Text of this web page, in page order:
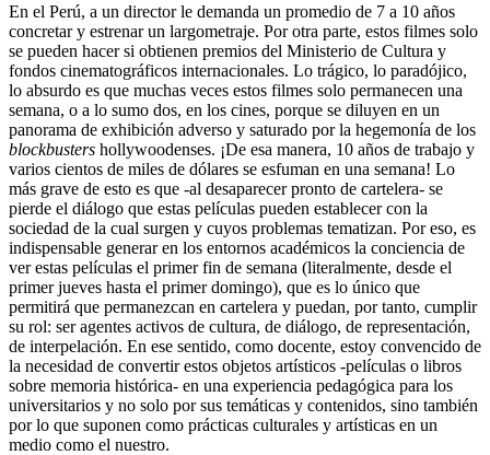
En el Perú, a un director le demanda un promedio de 7 a 10 años
concretar y estrenar un largometraje. Por otra parte, estos filmes solo
se pueden hacer si obtienen premios del Ministerio de Cultura y
fondos cinematográficos internacionales. Lo trágico, lo paradójico,
lo absurdo es que muchas veces estos filmes solo permanecen una
semana, o a lo sumo dos, en los cines, porque se diluyen en un
panorama de exhibición adverso y saturado por la hegemonía de los
blockbusters hollywoodenses. ¡De esa manera, 10 años de trabajo y
varios cientos de miles de dólares se esfuman en una semana! Lo
más grave de esto es que -al desaparecer pronto de cartelera- se
pierde el diálogo que estas películas pueden establecer con la
sociedad de la cual surgen y cuyos problemas tematizan. Por eso, es
indispensable generar en los entornos académicos la conciencia de
ver estas películas el primer fin de semana (literalmente, desde el
primer jueves hasta el primer domingo), que es lo único que
permitirá que permanezcan en cartelera y puedan, por tanto, cumplir
su rol: ser agentes activos de cultura, de diálogo, de representación,
de interpelación. En ese sentido, como docente, estoy convencido de
la necesidad de convertir estos objetos artísticos -películas o libros
sobre memoria histórica- en una experiencia pedagógica para los
universitarios y no solo por sus temáticas y contenidos, sino también
por lo que suponen como prácticas culturales y artísticas en un
medio como el nuestro.